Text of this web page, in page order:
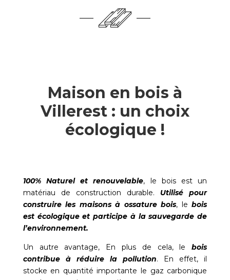
Maison en bois à
Villerest : un choix
écologique !
100% Naturel et renouvelable, le bois est un
matériau de construction durable. Utilisé pour
construire les maisons à ossature bois, lebois
est écologique et participe à la sauvegarde de
l’environnement.
Un autre avantage, En plus de cela, lebois
contribue à réduire la pollution. En effet, il
stocke en quantité importante le gaz carbonique